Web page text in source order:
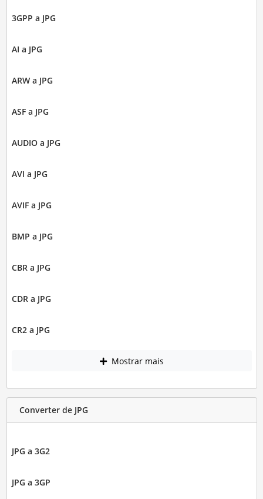
3GPP a JPG
AI a JPG
ARW a JPG
ASF a JPG
AUDIO a JPG
AVI a JPG
AVIF a JPG
BMP a JPG
CBR a JPG
CDR a JPG
CR2 a JPG
Mostrar mais
Converter de JPG
JPG a 3G2
JPG a 3GP